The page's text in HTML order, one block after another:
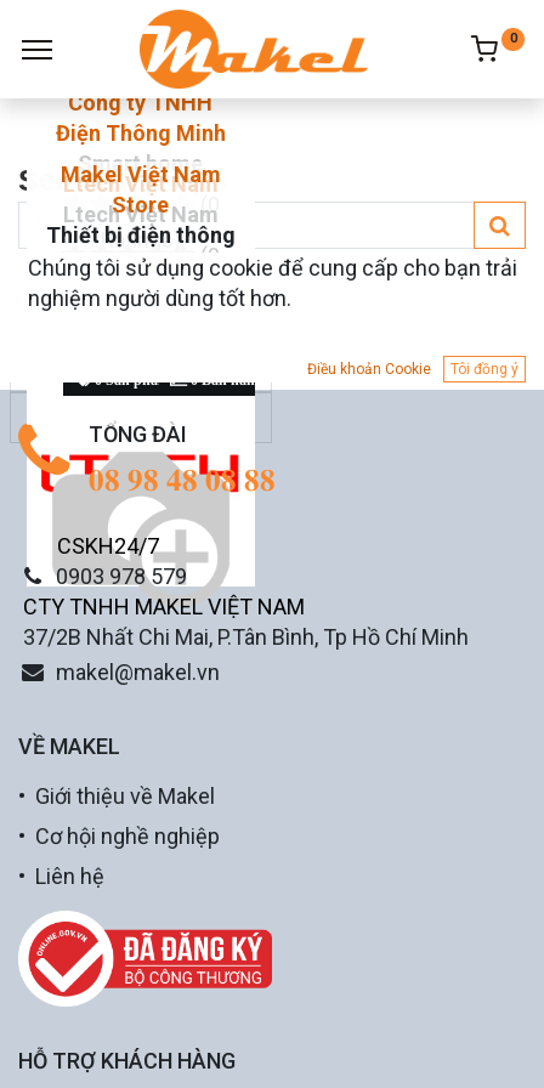
0
Seller's Shops
Công ty TNHH
Điện Thông Minh
Smart home
(0
Ratings)
3 Sản phẩm 0.0 Bán hàng
Ltech Việt Nam
Ltech Việt Nam
(0
Ratings)
Makel Việt Nam
Store
Thiết bị điện thông
minh
(0
0 Sản phẩm 0 Bán hàng
TỔNG ĐÀI
𝟎𝟖 𝟗𝟖 𝟒𝟖 𝟎𝟖 𝟖𝟖
CSKH24/7
0903 978 579
CTY TNHH MAKEL VIỆT NAM
37/2B Nhất Chi Mai, P.Tân Bình, Tp Hồ Chí Minh
makel@makel.vn
VỀ MAKEL
Giới thiệu về Makel
Cơ hội nghề nghiệp
Liên hệ
HỖ TRỢ KHÁCH HÀNG
Chúng tôi sử dụng cookie để cung cấp cho bạn trải
nghiệm người dùng tốt hơn.
Điều khoản Cookie Tôi đồng ý